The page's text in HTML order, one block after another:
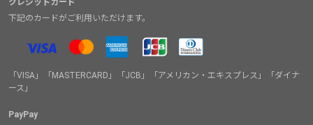
クレジットカード
下記のカードがご利用いただけます。
「VISA」「MASTERCARD」「JCB」「アメリカン・エキスプレス」「ダイナ
ース」
PayPay